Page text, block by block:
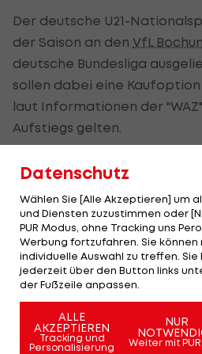
Der deutsche U21-
der Saison an den VfL
deutsche Bundesliga
sollen dabei eine
laut Informationen der
Aufstiegs gelten.
auf Platz neun, mit zehn
den Relegationsplatz.
Bochumern absoluter
verpasste er aufgrund einer
Mehr zum Thema
Datenschutz
Wählen Sie [Alle Akzeptieren] um
und Diensten zuzustimmen oder
PUR Modus, ohne Tracking uns
Werbung fortzufahren. Sie
individuelle Auswahl zu treffen. Sie
jederzeit über den Button links
der Fußzeile anpassen.
ALLE
AKZEPTIEREN
Tracking und
Personalisierung
NUR
Weiter mit